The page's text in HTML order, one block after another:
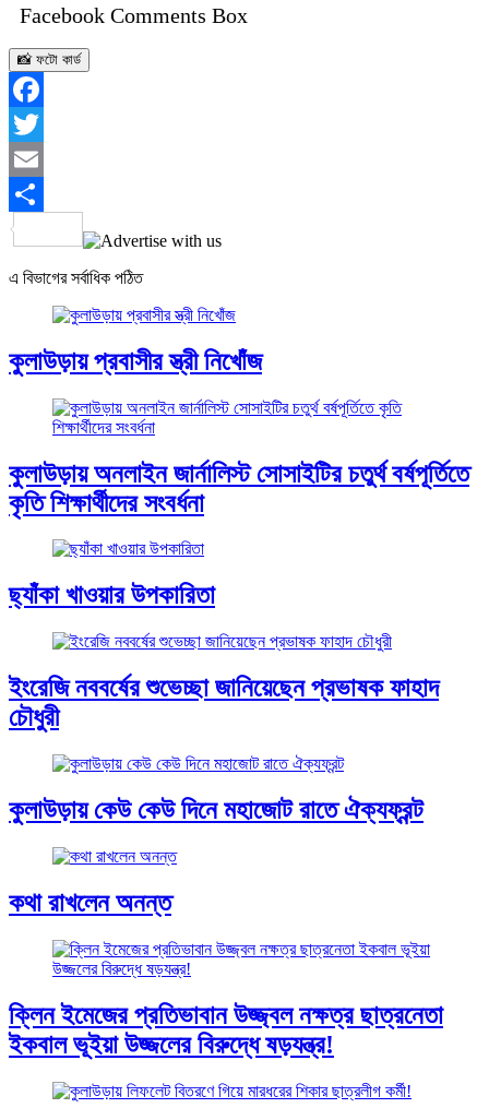
Facebook Comments Box
📸 ফটো কার্ড
Facebook
Twitter
Email
Share
এ বিভাগের সর্বাধিক পঠিত
কুলাউড়ায় প্রবাসীর স্ত্রী নিখোঁজ
কুলাউড়ায় অনলাইন জার্নালিস্ট সোসাইটির চতুর্থ বর্ষপূর্তিতে
কৃতি শিক্ষার্থীদের সংবর্ধনা
ছ্যাঁকা খাওয়ার উপকারিতা
ইংরেজি নববর্ষের শুভেচ্ছা জানিয়েছেন প্রভাষক ফাহাদ
চৌধুরী
কুলাউড়ায় কেউ কেউ দিনে মহাজোট রাতে ঐক্যফ্রন্ট
কথা রাখলেন অনন্ত
ক্লিন ইমেজের প্রতিভাবান উজ্জ্বল নক্ষত্র ছাত্রনেতা
ইকবাল ভূইয়া উজ্জলের বিরুদ্ধে ষড়যন্ত্র!